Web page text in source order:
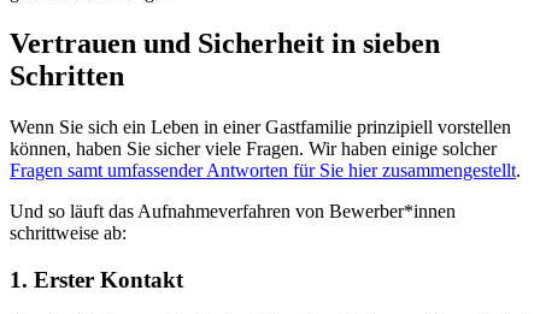
Vertrauen und Sicherheit in sieben
Schritten
Wenn Sie sich ein Leben in einer Gastfamilie prinzipiell vorstellen
können, haben Sie sicher viele Fragen. Wir haben einige solcher
Fragen samt umfassender Antworten für Sie hier zusammengestellt.
Und so läuft das Aufnahmeverfahren von Bewerber*innen
schrittweise ab:
1. Erster Kontakt